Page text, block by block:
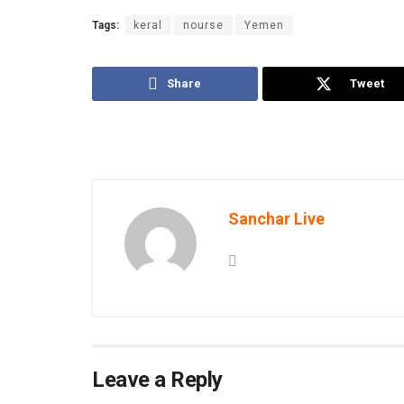
Tags: keral nourse Yemen
Share Tweet
Sanchar Live
Leave a Reply